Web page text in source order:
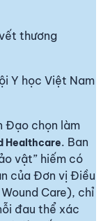
thương
Y học Việt Nam
Đạo chọn làm
Healthcare. Ban
vật” hiếm có
của Đơn vị Điều
Care), chỉ
đau thể xác